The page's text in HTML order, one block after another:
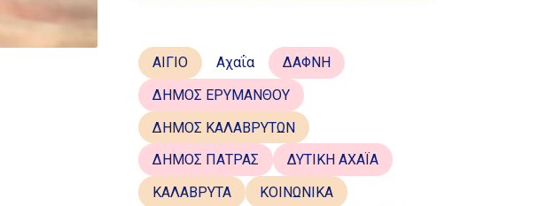
ΑΙΓΙΟ Αχαΐα
ΔΑΦΝΗ
ΔΗΜΟΣ ΕΡΥΜΑΝΘΟΥ
ΔΗΜΟΣ ΚΑΛΑΒΡΥΤΩΝ
ΔΗΜΟΣ ΠΑΤΡΑΣ
ΔΥΤΙΚΗ ΑΧΑΪΑ
ΚΑΛΑΒΡΥΤΑ
ΚΟΙΝΩΝΙΚΑ